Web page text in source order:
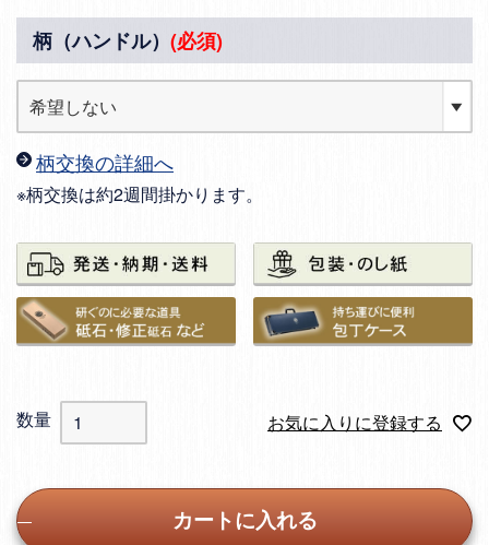
柄（ハンドル） (必須)
柄交換の詳細へ
※柄交換は約2週間掛かります。
お気に入りに登録する
カートに入れる